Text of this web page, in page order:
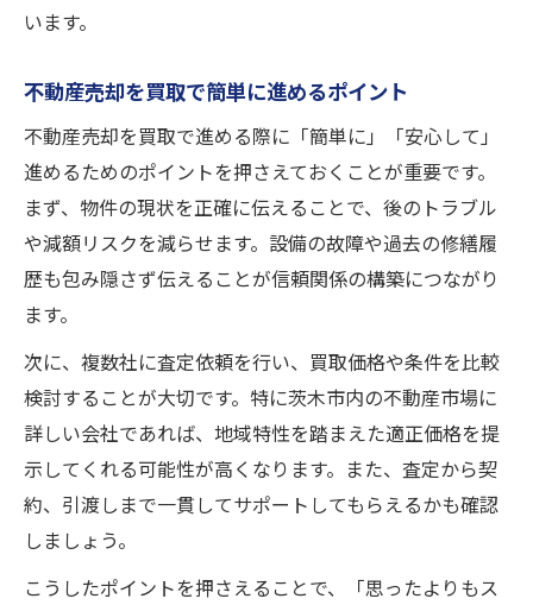
います。
不動産売却を買取で簡単に進めるポイント
不動産売却を買取で進める際に「簡単に」「安心して」
進めるためのポイントを押さえておくことが重要です。
まず、物件の現状を正確に伝えることで、後のトラブル
や減額リスクを減らせます。設備の故障や過去の修繕履
歴も包み隠さず伝えることが信頼関係の構築につながり
ます。
次に、複数社に査定依頼を行い、買取価格や条件を比較
検討することが大切です。特に茨木市内の不動産市場に
詳しい会社であれば、地域特性を踏まえた適正価格を提
示してくれる可能性が高くなります。また、査定から契
約、引渡しまで一貫してサポートしてもらえるかも確認
しましょう。
こうしたポイントを押さえることで、「思ったよりもス